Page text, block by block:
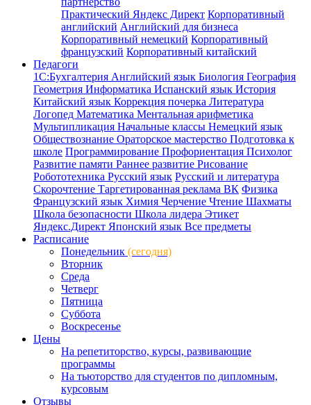
Практический Яндекс Директ Корпоративный
английский Английский для бизнеса
Корпоративный немецкий Корпоративный
французский Корпоративный китайский
Педагоги
1С:Бухгалтерия Английский язык Биология География
Геометрия Информатика Испанский язык История
Китайский язык Коррекция почерка Литература
Логопед Математика Ментальная арифметика
Мультипликация Начальные классы Немецкий язык
Обществознание Ораторское мастерство Подготовка к
школе Программирование Профориентация Психолог
Развитие памяти Раннее развитие Рисование
Робототехника Русский язык Русский и литература
Скорочтение Таргетированная реклама ВК Физика
Французский язык Химия Черчение Чтение Шахматы
Школа безопасности Школа лидера Этикет
Яндекс.Директ Японский язык Все предметы
Расписание
Понедельник (сегодня)
Вторник
Среда
Четверг
Пятница
Суббота
Воскресенье
Цены
На репетиторство, курсы, развивающие
программы
На тьюторство для студентов по дипломным,
курсовым
Отзывы